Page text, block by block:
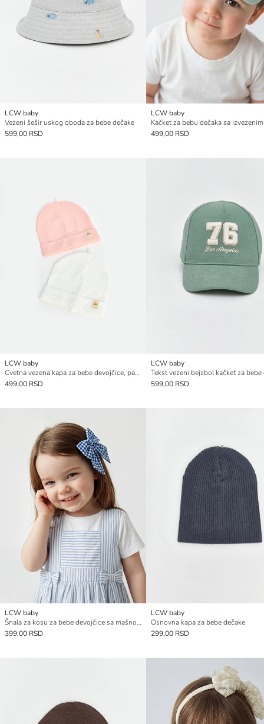
LCW baby
Vezeni šešir uskog oboda za bebe dečake
599,00 RSD
LCW baby
499,00 RSD
LCW baby
Cvetna vezena kapa za bebe devojčice, pakovanje od 2 komada
499,00 RSD
LCW baby
Tekst vezeni bejzbol kačket za bebe
599,00 RSD
LCW baby
Šnala za kosu za bebe devojčice sa mašnom
399,00 RSD
LCW baby
Osnovna kapa za bebe dečake
299,00 RSD